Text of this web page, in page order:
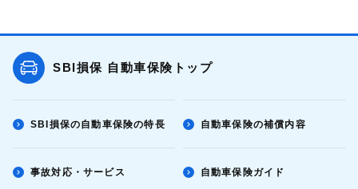
SBI損保 自動車保険トップ
SBI損保の自動車保険の特長 自動車保険の補償内容
事故対応・サービス 自動車保険ガイド